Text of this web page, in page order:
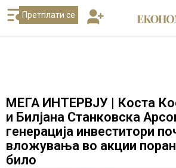
Претплати се
МЕГА ИНТЕРВЈУ | Коста
и Билјана Станковска
генерација инвеститори
вложувања во акции
било